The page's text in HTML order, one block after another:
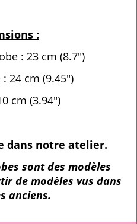
:
: 23 cm (8.7")
24 cm (9.45")
cm (3.94")
dans notre atelier.
sont des modèles
de modèles vus dans
anciens.